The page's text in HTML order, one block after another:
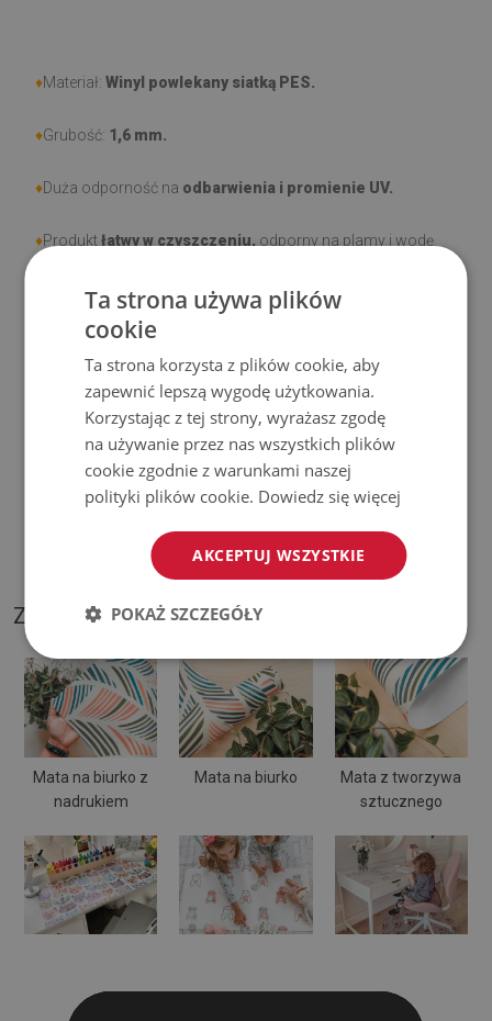
♦Materiał: Winyl powlekany siatką PES.
♦Grubość: 1,6 mm.
♦Duża odporność na odbarwienia i promienie UV.
♦Produktłatwy w czyszczeniu, odporny na plamy i wodę.
Prosimy pamiętać, że uszkodzenia powstałe przy
użytkowaniu wynikające z upływu czasu (np. przetarcia) nie
podlegają reklamacjom.
Jak dbać o produkt?
Czyść wilgotną szmatką —
nie używaj silnych środków
chemicznych.
Regularnie wietrz dolną warstwę podkładki.
ZDJĘCIA NASZEGO PRODUKTU
Mata na biurko z
nadrukiem
Mata na biurko
Mata z tworzywa
sztucznego
Ta strona używa plików
cookie
Ta strona korzysta z plików cookie, aby
zapewnić lepszą wygodę użytkowania.
Korzystając z tej strony, wyrażasz zgodę
na używanie przez nas wszystkich plików
cookie zgodnie z warunkami naszej
polityki plików cookie. Dowiedz się więcej
AKCEPTUJ WSZYSTKIE
POKAŻ SZCZEGÓŁY